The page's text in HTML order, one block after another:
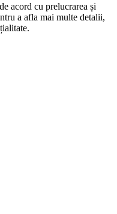
acord cu prelucrarea și
a afla mai multe detalii,